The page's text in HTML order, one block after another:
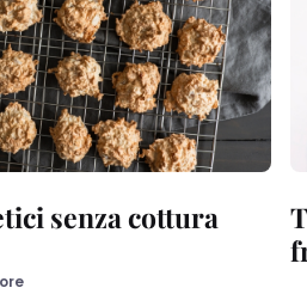
senza cottura